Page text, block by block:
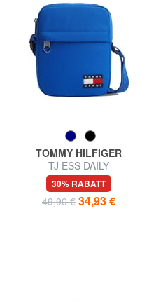
TOMMY HILFIGER
TJ ESS DAILY
Umhängetasche
30% RABATT
49,90 € 34,93 €